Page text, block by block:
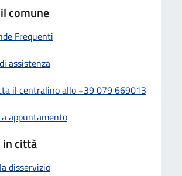
comune
Frequenti
assistenza
il centralino allo +39 079 669013
appuntamento
città
disservizio